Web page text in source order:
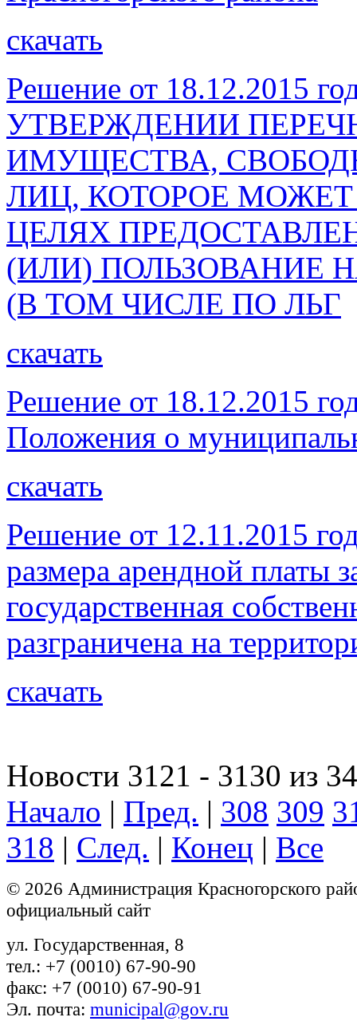
скачать
Решение от 18.12.2015
УТВЕРЖДЕНИИ
ИМУЩЕСТВА,
ЛИЦ, КОТОРОЕ
ЦЕЛЯХ
(ИЛИ) ПОЛЬЗОВАНИЕ
(В ТОМ ЧИСЛЕ ПО ЛЬГ
скачать
Решение от 18.12.2015
Положения о
скачать
Решение от 12.11.2015
размера арендной платы
государственная
разграничена на
скачать
Новости 3121 - 3130 из
Начало | Пред. | 308 309
318 | След. | Конец | Все
© 2026 Администрация Красногорского
официальный сайт
ул. Государственная, 8
тел.: +7 (0010) 67-90-90
факс: +7 (0010) 67-90-91
Эл. почта: municipal@gov.ru